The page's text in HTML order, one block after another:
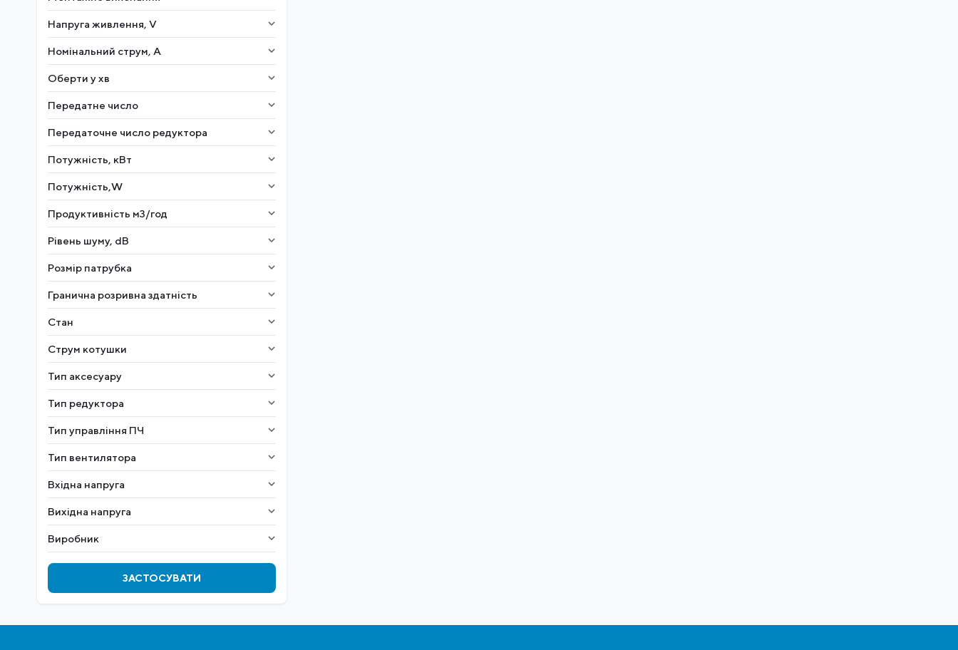
Напруга живлення, V
Номінальний струм, A
Оберти у хв
Передатне число
Передаточне число редуктора
Потужність, кВт
Потужність,W
Продуктивність м3/год
Рівень шуму, dB
Розмір патрубка
Гранична розривна здатність
Стан
Струм котушки
Тип аксесуару
Тип редуктора
Тип управління ПЧ
Тип вентилятора
Вхідна напруга
Вихідна напруга
Виробник
ЗАСТОСУВАТИ